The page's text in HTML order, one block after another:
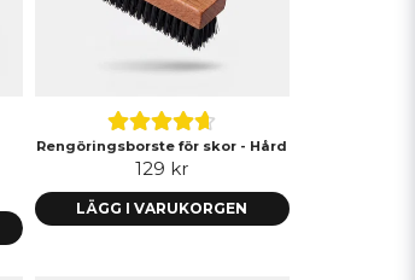
Rengöringsborste för skor - Hård
129 kr
LÄGG I VARUKORGEN